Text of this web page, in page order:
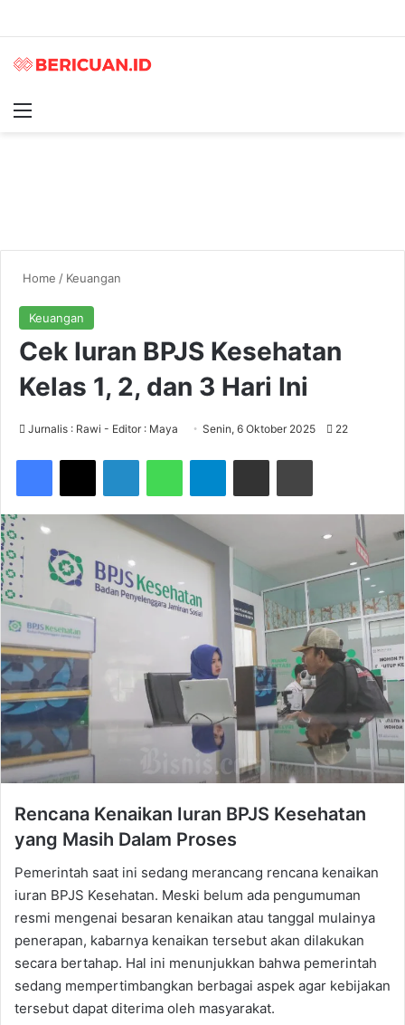
Home / Keuangan
Keuangan
Cek Iuran BPJS Kesehatan
Kelas 1, 2, dan 3 Hari Ini
Jurnalis : Rawi - Editor : Maya Senin, 6 Oktober 2025 22
Telegram
Rencana Kenaikan Iuran BPJS Kesehatan
yang Masih Dalam Proses
Pemerintah saat ini sedang merancang rencana kenaikan
iuran BPJS Kesehatan. Meski belum ada pengumuman
resmi mengenai besaran kenaikan atau tanggal mulainya
penerapan, kabarnya kenaikan tersebut akan dilakukan
secara bertahap. Hal ini menunjukkan bahwa pemerintah
sedang mempertimbangkan berbagai aspek agar kebijakan
tersebut dapat diterima oleh masyarakat.